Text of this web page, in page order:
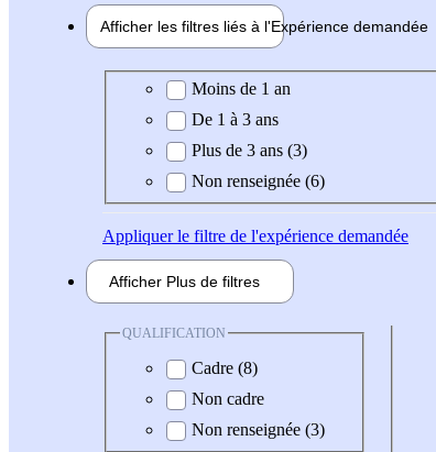
Afficher les filtres liés à l'Expérience demandée
Expérience demandée
Moins de 1 an
De 1 à 3 ans
Plus de 3 ans (3)
Non renseignée (6)
Appliquerle filtre de l'expérience demandée
Afficher Plus de filtres
QUALIFICATION
Cadre (8)
Non cadre
Non renseignée (3)